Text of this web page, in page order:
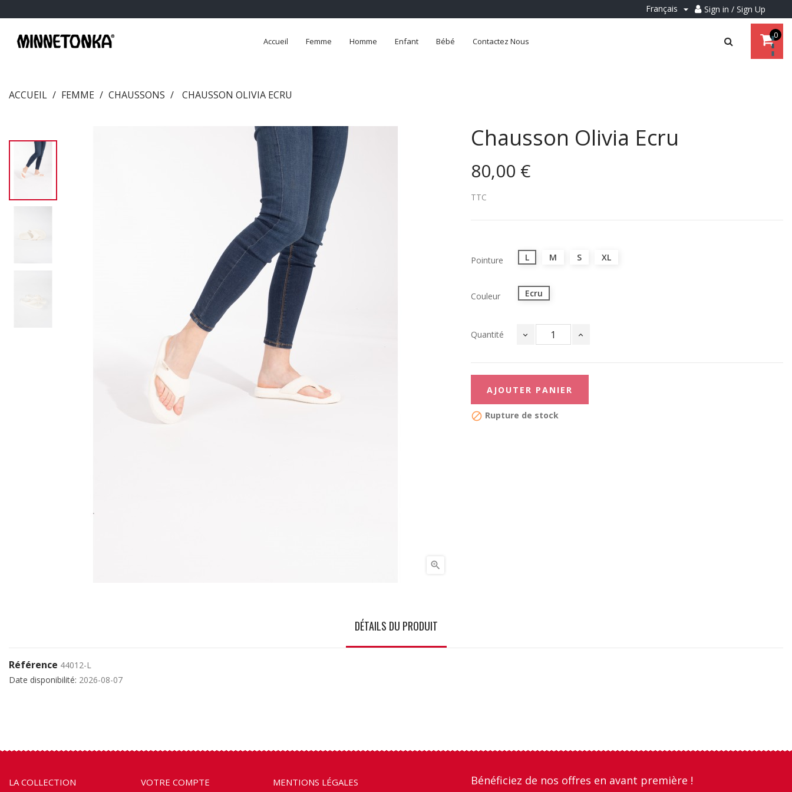
Français  Sign in / Sign Up
Accueil Femme Homme Enfant Bébé Contactez Nous
0
ACCUEIL FEMME CHAUSSONS CHAUSSON OLIVIA ECRU

Chausson Olivia Ecru
80,00 €
TTC
Pointure L M S XL
Couleur Ecru
Quantité
AJOUTER PANIER
 Rupture de stock
DÉTAILS DU PRODUIT
Référence 44012-L
Date disponibilité: 2026-08-07
LA COLLECTION VOTRE COMPTE MENTIONS LÉGALES Bénéficiez de nos offres en avant première !